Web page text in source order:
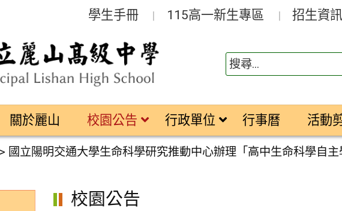
學生手冊 115高一新生專區 招生資訊
關於麗山 校園公告 行政單位 行事曆 活動
> 國立陽明交通大學生命科學研究推動中心辦理「高中生命科學自主
校園公告